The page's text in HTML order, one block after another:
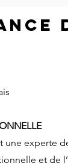
une experte
et de